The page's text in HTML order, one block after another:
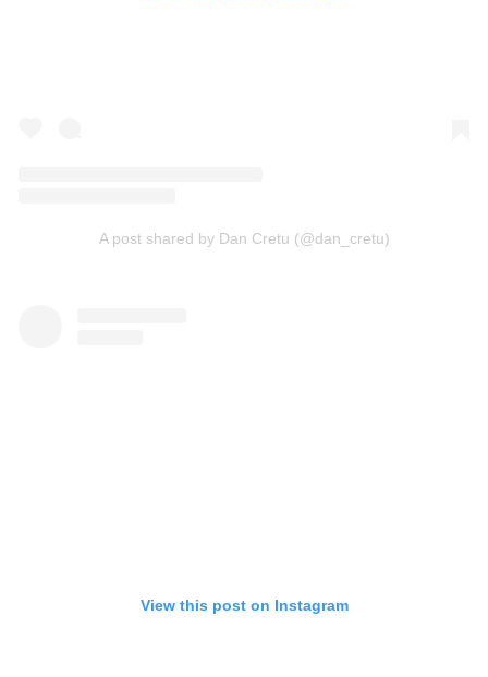
A post shared by Dan Cretu (@dan_cretu)
View this post on Instagram